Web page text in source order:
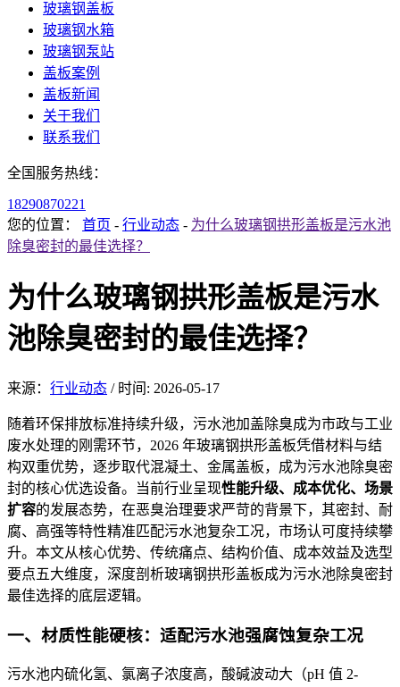
玻璃钢盖板
玻璃钢水箱
玻璃钢泵站
盖板案例
盖板新闻
关于我们
联系我们
全国服务热线：
18290870221
您的位置： 首页 - 行业动态 - 为什么玻璃钢拱形盖板是污水池
除臭密封的最佳选择？
为什么玻璃钢拱形盖板是污水
池除臭密封的最佳选择？
来源： 行业动态 / 时间: 2026-05-17
随着环保排放标准持续升级，污水池加盖除臭成为市政与工业
废水处理的刚需环节，2026 年玻璃钢拱形盖板凭借材料与结
构双重优势，逐步取代混凝土、金属盖板，成为污水池除臭密
封的核心优选设备。当前行业呈现性能升级、成本优化、场景
扩容的发展态势，在恶臭治理要求严苛的背景下，其密封、耐
腐、高强等特性精准匹配污水池复杂工况，市场认可度持续攀
升。本文从核心优势、传统痛点、结构价值、成本效益及选型
要点五大维度，深度剖析玻璃钢拱形盖板成为污水池除臭密封
最佳选择的底层逻辑。
一、材质性能硬核：适配污水池强腐蚀复杂工况
污水池内硫化氢、氯离子浓度高，酸碱波动大（pH 值 2-